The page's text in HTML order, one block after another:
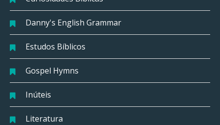
Danny's English Grammar
Estudos Bíblicos
Gospel Hymns
Inúteis
Literatura